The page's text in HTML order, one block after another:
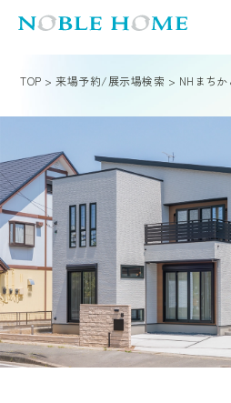
TOP >来場予約/展示場検索 > NHまち